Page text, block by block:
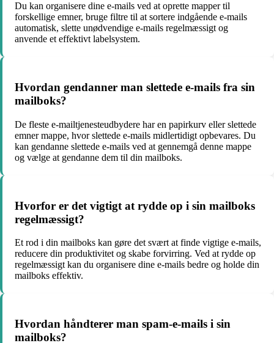
Du kan organisere dine e-mails ved at oprette mapper til
forskellige emner, bruge filtre til at sortere indgående e-mails
automatisk, slette unødvendige e-mails regelmæssigt og
anvende et effektivt labelsystem.
Hvordan gendanner man slettede e-mails fra sin
mailboks?
De fleste e-mailtjenesteudbydere har en papirkurv eller slettede
emner mappe, hvor slettede e-mails midlertidigt opbevares. Du
kan gendanne slettede e-mails ved at gennemgå denne mappe
og vælge at gendanne dem til din mailboks.
Hvorfor er det vigtigt at rydde op i sin mailboks
regelmæssigt?
Et rod i din mailboks kan gøre det svært at finde vigtige e-mails,
reducere din produktivitet og skabe forvirring. Ved at rydde op
regelmæssigt kan du organisere dine e-mails bedre og holde din
mailboks effektiv.
Hvordan håndterer man spam-e-mails i sin
mailboks?